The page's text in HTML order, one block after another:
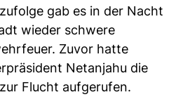
gab es in der Nacht
wieder schwere
Zuvor hatte
Netanjahu die
Flucht aufgerufen.